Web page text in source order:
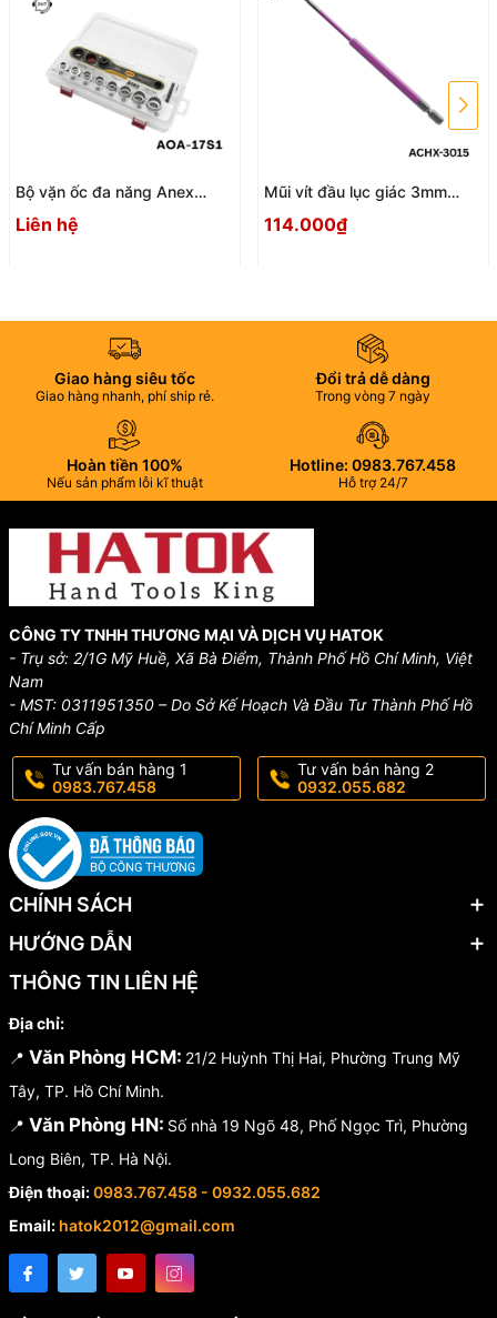
Bộ vặn ốc đa năng Anex
AOA-17S1 Nhật Bản
Liên hệ
Mũi vít đầu lục giác 3mm
114.000₫
Giao hàng siêu tốc
Giao hàng nhanh, phí ship rẻ.
Đổi trả dễ dàng
Trong vòng 7 ngày
Hoàn tiền 100%
Nếu sản phẩm lỗi kĩ thuật
Hotline: 0983.767.458
Hỗ trợ 24/7
CÔNG TY TNHH THƯƠNG MẠI VÀ DỊCH VỤ HATOK
- Trụ sở: 2/1G Mỹ Huề, Xã Bà Điểm, Thành Phố Hồ Chí Minh, Việt
Nam
- MST: 0311951350 – Do Sở Kế Hoạch Và Đầu Tư Thành Phố Hồ
Chí Minh Cấp
Tư vấn bán hàng 1
0983.767.458
Tư vấn bán hàng 2
0932.055.682
CHÍNH SÁCH
HƯỚNG DẪN
THÔNG TIN LIÊN HỆ
Địa chỉ:
📍 Văn Phòng HCM: 21/2 Huỳnh Thị Hai, Phường Trung Mỹ
Tây, TP. Hồ Chí Minh.
📍 Văn Phòng HN: Số nhà 19 Ngõ 48, Phố Ngọc Trì, Phường
Long Biên, TP. Hà Nội.
Điện thoại:0983.767.458 - 0932.055.682
Email: hatok2012@gmail.com